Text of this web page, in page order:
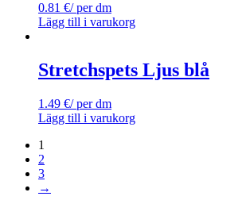
0.81 €/ per dm
Lägg till i varukorg
Stretchspets Ljus blå
1.49 €/ per dm
Lägg till i varukorg
1
2
3
→